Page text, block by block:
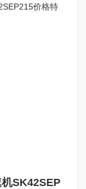
SK42SEP